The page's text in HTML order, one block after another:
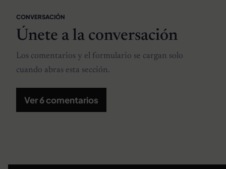
CONVERSACIÓN
Únete a la conversación
Los comentarios y el formulario se cargan solo
cuando abras esta sección.
Ver 6 comentarios